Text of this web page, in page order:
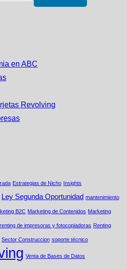
en ABC
Revolving
Estrategias de Nicho Insights
Ley Segunda Oportunidad mantenimiento
B2C Marketing de Contenidos Marketing
renting de impresoras y fotocopiadoras Renting
Sector Construccion soporte técnico
Venta de Bases de Datos